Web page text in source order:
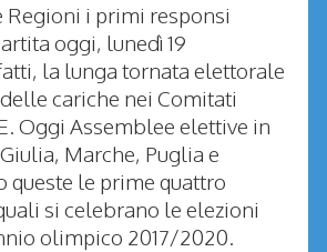
i primi responsi
oggi, lunedì 19
la lunga tornata elettorale
cariche nei Comitati
Oggi Assemblee elettive in
Marche, Puglia e
queste le prime quattro
si celebrano le elezioni
olimpico 2017/2020.